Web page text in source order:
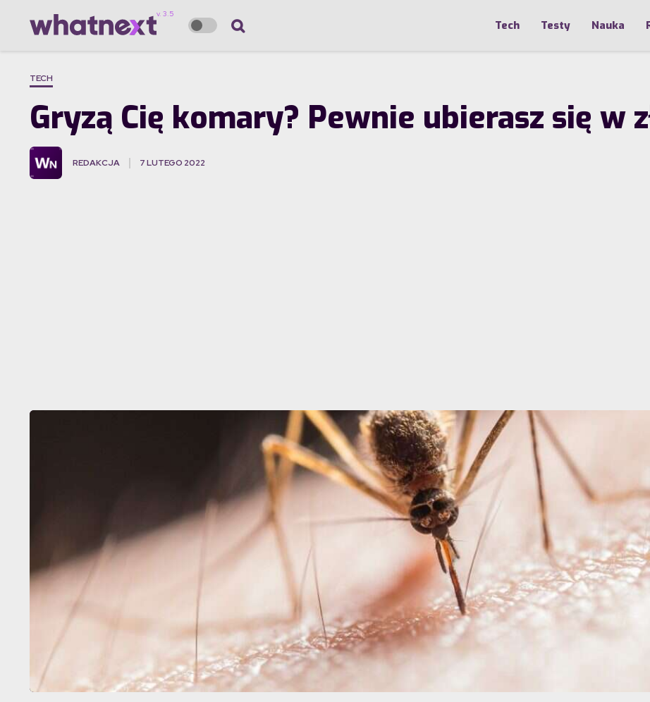
Tech Testy Nauka
TECH
Gryzą Cię komary? Pewnie ubierasz się w
REDAKCJA 7 LUTEGO 2022